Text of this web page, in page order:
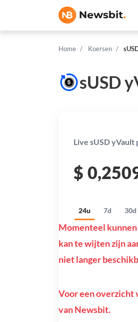
Home Koersen
sUSD
Live sUSD yVault
$
24u 7d 30d
Momenteel kunnen
kan te wijten zijn
niet langer
Voor een overzicht
van Newsbit.